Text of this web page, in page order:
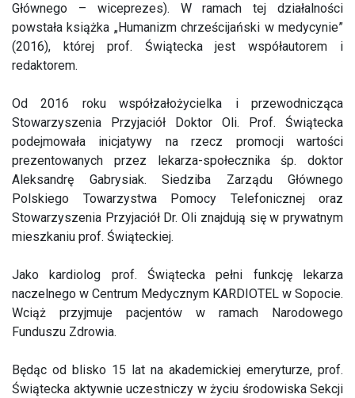
Głównego – wiceprezes). W ramach tej działalności
powstała książka „Humanizm chrześcijański w medycynie”
(2016), której prof. Świątecka jest współautorem i
redaktorem.
Od 2016 roku współzałożycielka i przewodnicząca
Stowarzyszenia Przyjaciół Doktor Oli. Prof. Świątecka
podejmowała inicjatywy na rzecz promocji wartości
prezentowanych przez lekarza-społecznika śp. doktor
Aleksandrę Gabrysiak. Siedziba Zarządu Głównego
Polskiego Towarzystwa Pomocy Telefonicznej oraz
Stowarzyszenia Przyjaciół Dr. Oli znajdują się w prywatnym
mieszkaniu prof. Świąteckiej.
Jako kardiolog prof. Świątecka pełni funkcję lekarza
naczelnego w Centrum Medycznym KARDIOTEL w Sopocie.
Wciąż przyjmuje pacjentów w ramach Narodowego
Funduszu Zdrowia.
Będąc od blisko 15 lat na akademickiej emeryturze, prof.
Świątecka aktywnie uczestniczy w życiu środowiska Sekcji